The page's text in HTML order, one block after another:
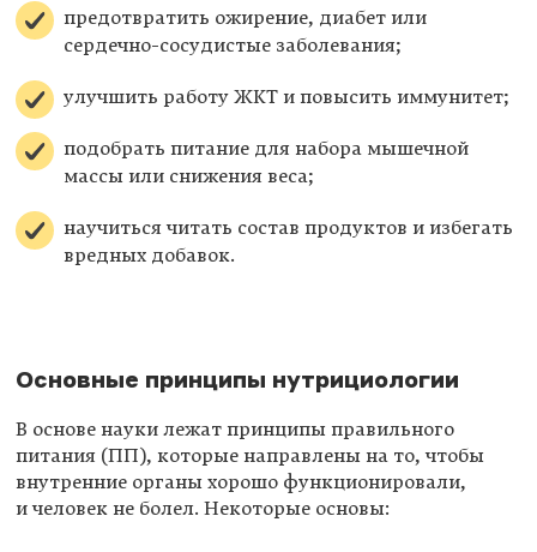
предотвратить ожирение, диабет или
сердечно-сосудистые заболевания;
улучшить работу ЖКТ и повысить иммунитет;
подобрать питание для набора мышечной
массы или снижения веса;
научиться читать состав продуктов и избегать
вредных добавок.
Основные принципы нутрициологии
В основе науки лежат принципы правильного
питания (ПП), которые направлены на то, чтобы
внутренние органы хорошо функционировали,
и человек не болел. Некоторые основы: